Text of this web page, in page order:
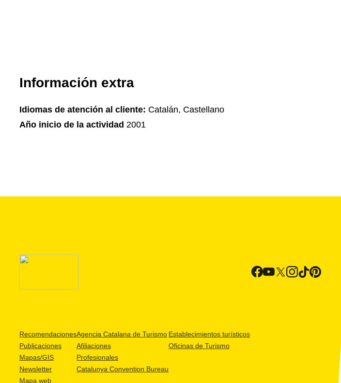
Información extra
Idiomas de atención al cliente: Catalán, Castellano
Año inicio de la actividad 2001
Recomendaciones
Publicaciones
Mapas/GIS
Newsletter
Mapa web
Agencia Catalana de Turismo
Afiliaciones
Profesionales
Catalunya Convention Bureau
Establecimientos turísticos
Oficinas de Turismo